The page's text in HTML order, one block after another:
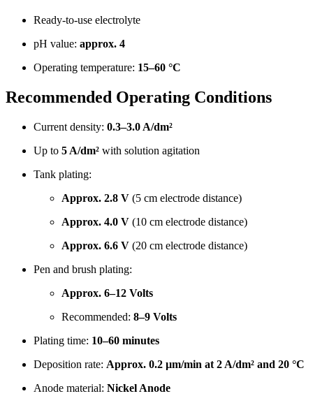
Ready-to-use electrolyte
pH value: approx. 4
Operating temperature: 15–60 °C
Recommended Operating Conditions
Current density: 0.3–3.0 A/dm²
Up to 5 A/dm² with solution agitation
Tank plating:
Approx. 2.8 V (5 cm electrode distance)
Approx. 4.0 V (10 cm electrode distance)
Approx. 6.6 V (20 cm electrode distance)
Pen and brush plating:
Approx. 6–12 Volts
Recommended: 8–9 Volts
Plating time: 10–60 minutes
Deposition rate: Approx. 0.2 µm/min at 2 A/dm² and 20 °C
Anode material: Nickel Anode